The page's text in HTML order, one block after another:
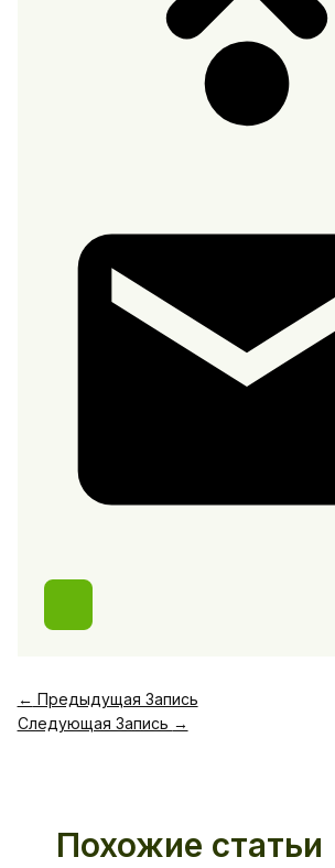
← Предыдущая Запись
Следующая Запись →
Похожие статьи